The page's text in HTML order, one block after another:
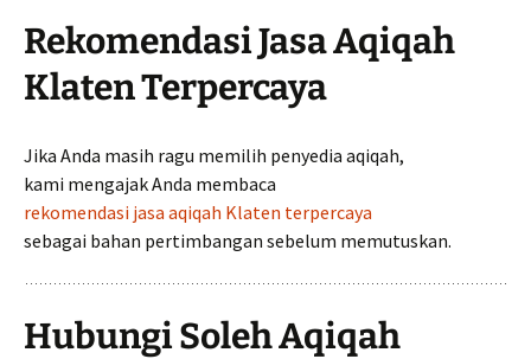
Rekomendasi Jasa Aqiqah
Klaten Terpercaya
Jika Anda masih ragu memilih penyedia aqiqah,
kami mengajak Anda membaca
rekomendasi jasa aqiqah Klaten terpercaya
sebagai bahan pertimbangan sebelum memutuskan.
Hubungi Soleh Aqiqah